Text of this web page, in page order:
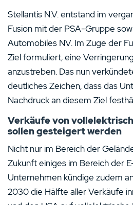
Stellantis N.V. entstand im
Fusion mit der PSA-Gruppe
Automobiles NV. Im Zuge der
Ziel formuliert, eine
anzustreben. Das nun
deutliches Zeichen, dass das
Nachdruck an diesem Ziel
Verkäufe von
sollen gesteigert werden
Nicht nur im Bereich der
Zukunft einiges im Bereich der
Unternehmen kündige zudem
2030 die Hälfte aller Verkäufe